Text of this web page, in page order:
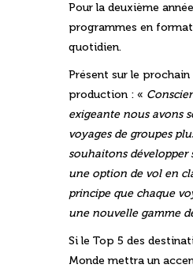
Pour la deuxième
programmes en
quotidien.
Présent sur le
production : «
exigeante nous avons
voyages de groupes
souhaitons développer
une option de vol en
principe que chaque
une nouvelle gamme
Si le Top 5 des
Monde mettra un